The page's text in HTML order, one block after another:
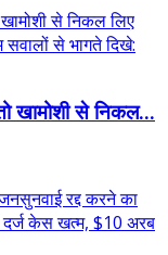
खामोशी से निकल...